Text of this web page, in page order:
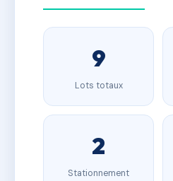
9
Lots totaux
2
Stationnement